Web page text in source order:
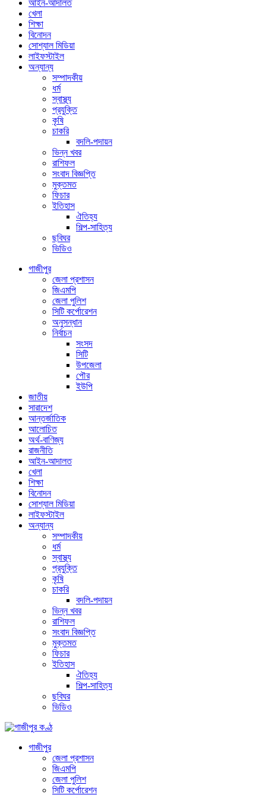
আইন-আদালত
খেলা
শিক্ষা
বিনোদন
সোশ্যাল মিডিয়া
লাইফস্টাইল
অন্যান্য
সম্পাদকীয়
ধর্ম
স্বাস্থ্য
প্রযুক্তি
কৃষি
চাকরি
বদলি-পদায়ন
ভিন্ন খবর
রাশিফল
সংবাদ বিজ্ঞপ্তি
মুক্তমত
ফিচার
ইতিহাস
ঐতিহ্য
শিল্প-সাহিত্য
ছবিঘর
ভিডিও
গাজীপুর
জেলা প্রশাসন
জিএমপি
জেলা পুলিশ
সিটি কর্পোরেশন
অনুসন্ধান
নির্বাচন
সংসদ
সিটি
উপজেলা
পৌর
ইউপি
জাতীয়
সারাদেশ
আন্তর্জাতিক
আলোচিত
অর্থ-বাণিজ্য
রাজনীতি
আইন-আদালত
খেলা
শিক্ষা
বিনোদন
সোশ্যাল মিডিয়া
লাইফস্টাইল
অন্যান্য
সম্পাদকীয়
ধর্ম
স্বাস্থ্য
প্রযুক্তি
কৃষি
চাকরি
বদলি-পদায়ন
ভিন্ন খবর
রাশিফল
সংবাদ বিজ্ঞপ্তি
মুক্তমত
ফিচার
ইতিহাস
ঐতিহ্য
শিল্প-সাহিত্য
ছবিঘর
ভিডিও
গাজীপুর
জেলা প্রশাসন
জিএমপি
জেলা পুলিশ
সিটি কর্পোরেশন